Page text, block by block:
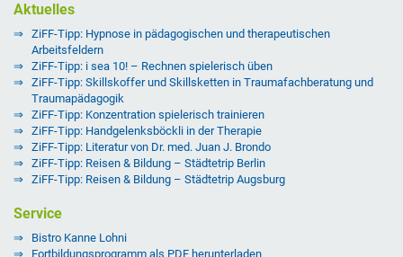
Aktuelles
ZiFF-Tipp: Hypnose in pädagogischen und therapeutischen
Arbeitsfeldern
ZiFF-Tipp: i sea 10! – Rechnen spielerisch üben
ZiFF-Tipp: Skillskoffer und Skillsketten in Traumafachberatung und
Traumapädagogik
ZiFF-Tipp: Konzentration spielerisch trainieren
ZiFF-Tipp: Handgelenksböckli in der Therapie
ZiFF-Tipp: Literatur von Dr. med. Juan J. Brondo
ZiFF-Tipp: Reisen & Bildung – Städtetrip Berlin
ZiFF-Tipp: Reisen & Bildung – Städtetrip Augsburg
Service
Bistro Kanne Lohni
Fortbildungsprogramm als PDF herunterladen